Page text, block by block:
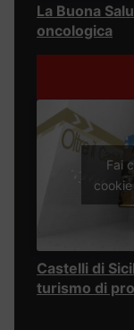
La Buona
oncologica
Fai
Castelli di
turismo di